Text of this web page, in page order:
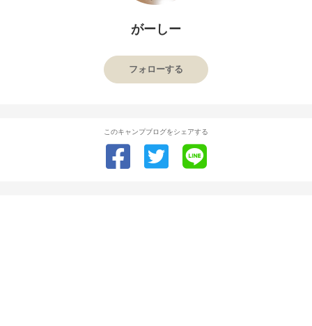
がーしー
フォローする
このキャンプブログをシェアする